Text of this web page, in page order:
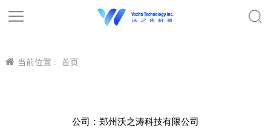
当前位置 : 首页
公司：郑州沃之涛科技有限公司